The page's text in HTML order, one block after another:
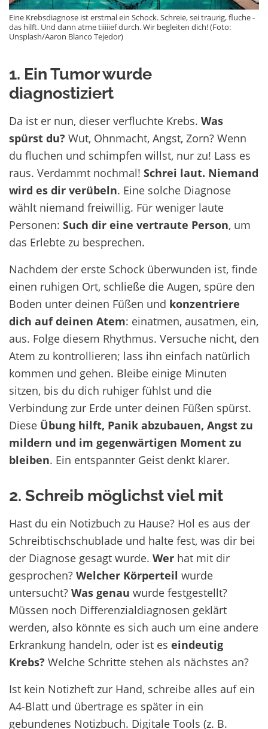
Eine Krebsdiagnose ist erstmal ein Schock. Schreie, sei traurig, fluche -
das hilft. Und dann atme tiiiiief durch. Wir begleiten dich! (Foto:
Unsplash/Aaron Blanco Tejedor)
1. Ein Tumor wurde
diagnostiziert
Da ist er nun, dieser verfluchte Krebs. Was
spürst du? Wut, Ohnmacht, Angst, Zorn? Wenn
du fluchen und schimpfen willst, nur zu! Lass es
raus. Verdammt nochmal! Schrei laut. Niemand
wird es dir verübeln. Eine solche Diagnose
wählt niemand freiwillig. Für weniger laute
Personen: Such dir eine vertraute Person, um
das Erlebte zu besprechen.
Nachdem der erste Schock überwunden ist, finde
einen ruhigen Ort, schließe die Augen, spüre den
Boden unter deinen Füßen und konzentriere
dich auf deinen Atem: einatmen, ausatmen, ein,
aus. Folge diesem Rhythmus. Versuche nicht, den
Atem zu kontrollieren; lass ihn einfach natürlich
kommen und gehen. Bleibe einige Minuten
sitzen, bis du dich ruhiger fühlst und die
Verbindung zur Erde unter deinen Füßen spürst.
Diese Übung hilft, Panik abzubauen, Angst zu
mildern und im gegenwärtigen Moment zu
bleiben. Ein entspannter Geist denkt klarer.
2. Schreib möglichst viel mit
Hast du ein Notizbuch zu Hause? Hol es aus der
Schreibtischschublade und halte fest, was dir bei
der Diagnose gesagt wurde. Wer hat mit dir
gesprochen? Welcher Körperteil wurde
untersucht? Was genau wurde festgestellt?
Müssen noch Differenzialdiagnosen geklärt
werden, also könnte es sich auch um eine andere
Erkrankung handeln, oder ist es eindeutig
Krebs? Welche Schritte stehen als nächstes an?
Ist kein Notizheft zur Hand, schreibe alles auf ein
A4-Blatt und übertrage es später in ein
gebundenes Notizbuch. Digitale Tools (z. B.